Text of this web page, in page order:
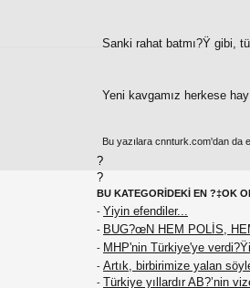
Sanki rahat batmı?Ÿ gibi,
Yeni kavgamız herkese
Bu yazılara cnnturk.com'dan da
?
?
BU KATEGORİDEKİ EN ?‡OK
- Yiyin efendiler...
- BUG?œN HEM POLİS,
- MHP'nin Türkiye'ye
- Artık, birbirimize yalan
- Türkiye yıllardır AB?’nin